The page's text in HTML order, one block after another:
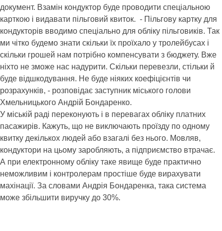
документ. Взамін кондуктор буде проводити спеціальною
карткою і видавати пільговий квиток. - Пільгову картку для
кондукторів вводимо спеціально для обліку пільговиків. Так
ми чітко будемо знати скільки їх проїхало у тролейбусах і
скільки грошей нам потрібно компенсувати з бюджету. Вже
ніхто не зможе нас надурити. Скільки перевезли, стільки й
буде відшкодування. Не буде ніяких коефіцієнтів чи
розрахунків, - розповідає заступник міського голови
Хмельницького Андрій Бондаренко.
У міській раді переконують і в перевагах обліку платних
пасажирів. Кажуть, що не виключають проїзду по одному
квитку декількох людей або взагалі без нього. Мовляв,
кондуктори на цьому заробляють, а підприємство втрачає.
А при електронному обліку таке явище буде практично
неможливим і контролерам простіше буде вирахувати
махінації. За словами Андрія Бондаренка, така система
може збільшити виручку до 30%.